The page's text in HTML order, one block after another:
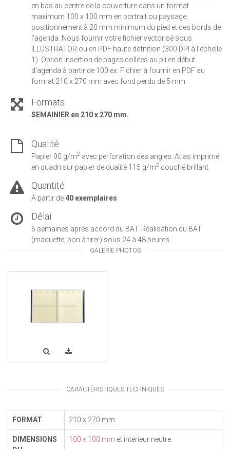
en bas au centre de la couverture dans un format
maximum 100 x 100 mm en portrait ou paysage,
positionnement à 20 mm minimum du pied et des bords de
l'agenda. Nous fournir votre fichier vectorisé sous
ILLUSTRATOR ou en PDF haute défnition (300 DPI à l'échelle
1). Option insertion de pages collées au pli en début
d'agenda à partir de 100 ex. Fichier à fournir en PDF au
format 210 x 270 mm avec fond perdu de 5 mm.
Formats
SEMAINIER en 210 x 270 mm.
Qualité
Papier 90 g/m2 avec perforation des angles. Atlas imprimé
en quadri sur papier de qualité 115 g/m2 couché brillant.
Quantité
À partir de 40 exemplaires
Délai
6 semaines après accord du BAT. Réalisation du BAT
(maquette, bon à tirer) sous 24 à 48 heures.
GALERIE PHOTOS
CARACTÉRISTIQUES TECHNIQUES
FORMAT 210 x 270 mm
DIMENSIONS
100 x 100 mm et intérieur neutre.